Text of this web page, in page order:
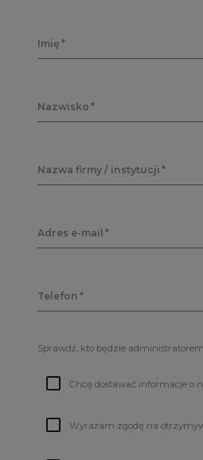
Imię
Nazwisko
Nazwa firmy / instytucji
Adres e-mail
Telefon
Sprawdź, kto będzie
Chcę dostawać informacje o
Wyrażam zgodę na